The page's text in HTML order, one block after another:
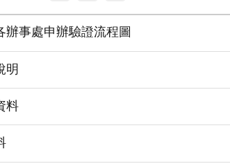
辦事處申辦驗證流程圖
明
料